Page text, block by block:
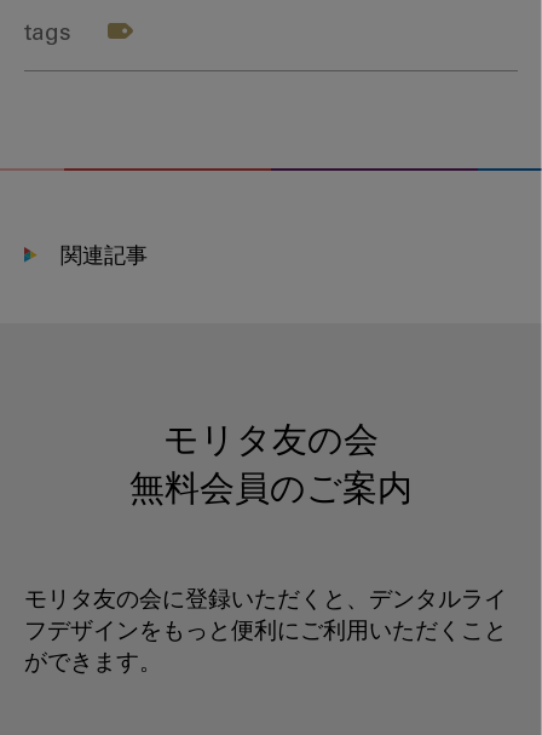
tags
関連記事
モリタ友の会
無料会員のご案内
モリタ友の会に登録いただくと、デンタルライ
フデザインをもっと便利にご利用いただくこと
ができます。